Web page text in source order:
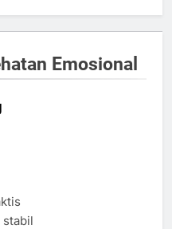
Emosional
stabil